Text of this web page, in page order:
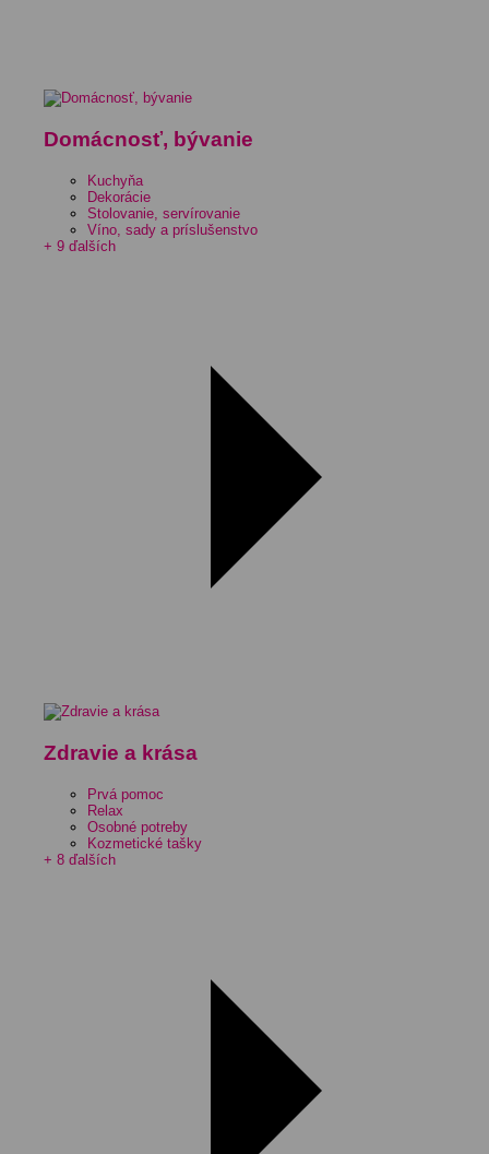
Domácnosť, bývanie
Kuchyňa
Dekorácie
Stolovanie, servírovanie
Víno, sady a príslušenstvo
+ 9 ďalších
Zdravie a krása
Prvá pomoc
Relax
Osobné potreby
Kozmetické tašky
+ 8 ďalších